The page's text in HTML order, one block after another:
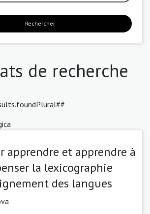
Rechercher
de recherche
apprendre et apprendre à
la lexicographie
des langues